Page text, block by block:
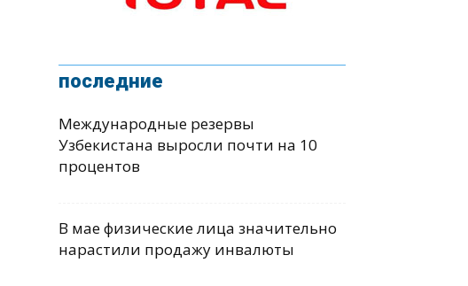
последние
Международные резервы
Узбекистана выросли почти на 10
процентов
В мае физические лица значительно
нарастили продажу инвалюты